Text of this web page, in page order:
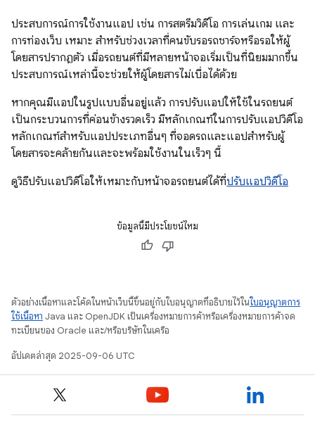
ประสบการณ์การใช้งานแอป เช่น การสตรีมวิดีโอ การเล่นเกม และ
การท่องเว็บ เหมาะ สำหรับช่วงเวลาที่คนขับรอรถชาร์จหรือรอให้ผู้
โดยสารปรากฏตัว เมื่อรถยนต์ที่มีหลายหน้าจอเริ่มเป็นที่นิยมมากขึ้น
ประสบการณ์เหล่านี้จะช่วยให้ผู้โดยสารไม่เบื่อได้ด้วย
หากคุณมีแอปในรูปแบบอื่นอยู่แล้ว การปรับแอปให้ใช้ในรถยนต์
เป็นกระบวนการที่ค่อนข้างรวดเร็ว มีหลักเกณฑ์ในการปรับแอปวิดีโอ
หลักเกณฑ์สำหรับแอปประเภทอื่นๆ ที่จอดรถและแอปสำหรับผู้
โดยสารจะคล้ายกันและจะพร้อมใช้งานในเร็วๆ นี้
ดูวิธีปรับแอปวิดีโอให้เหมาะกับหน้าจอรถยนต์ได้ที่ปรับแอปวิดีโอ
ข้อมูลนี้มีประโยชน์ไหม
ตัวอย่างเนื้อหาและโค้ดในหน้าเว็บนี้ขึ้นอยู่กับใบอนุญาตที่อธิบายไว้ในใบอนุญาตการ
ใช้เนื้อหา Java และ OpenJDK เป็นเครื่องหมายการค้าหรือเครื่องหมายการค้าจด
ทะเบียนของ Oracle และ/หรือบริษัทในเครือ
อัปเดตล่าสุด 2025-09-06 UTC